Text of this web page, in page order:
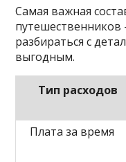
Самая важная
путешественников
разбираться с
выгодным.
Тип расходов
Плата за время